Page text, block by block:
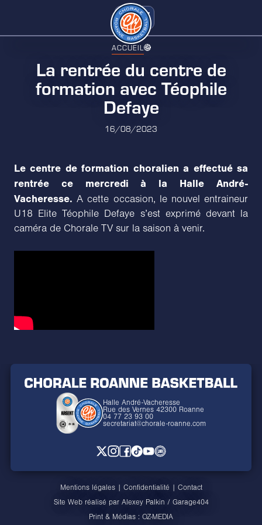
ACCUEIL
La rentrée du centre de
formation avec Téophile
Defaye
16/08/2023
Le centre de formation choralien a effectué sa
rentrée ce mercredi à la Halle André-
Vacheresse. A cette occasion, le nouvel entraineur
U18 Elite Téophile Defaye s’est exprimé devant la
caméra de Chorale TV sur la saison à venir.
Halle André-Vacheresse
Rue des Vernes 42300 Roanne
04 77 23 93 00
secretariat@chorale-roanne.com
Mentions légales| Confidentialité | Contact
Site Web réalisé par Alexey Palkin / Garage404
Print & Médias : OZ-MEDIA